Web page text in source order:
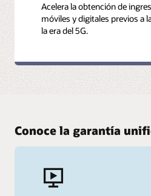
Acelera la obtención de
móviles y digitales previos a
la era del 5G.
Conoce la garantía